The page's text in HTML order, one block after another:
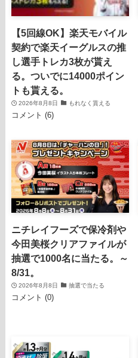
【5回線OK】楽天モバイル
契約で楽天イーグルスの推
し選手トレカ3枚が貰え
る。ついでに14000ポイン
トも貰える。
2026年8月8日 もれなく貰える
コメント (6)
ニチレイフーズで保冷剤や
今田美桜クリアファイルが
抽選で1000名に当たる。～
8/31。
2026年8月8日 抽選で当たる
コメント (0)